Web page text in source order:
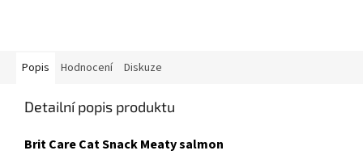
Popis Hodnocení Diskuze
Detailní popis produktu
Brit Care Cat Snack Meaty salmon